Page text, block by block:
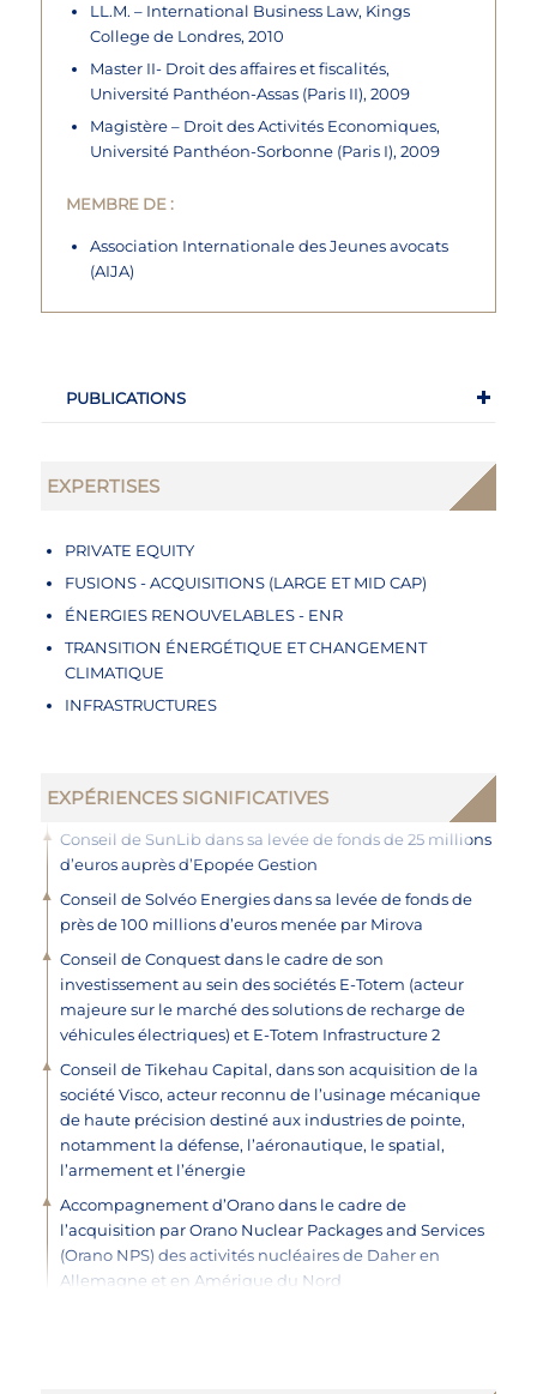
LL.M. – International Business Law, Kings
College de Londres, 2010
Master II- Droit des affaires et fiscalités,
Université Panthéon-Assas (Paris II), 2009
Magistère – Droit des Activités Economiques,
Université Panthéon-Sorbonne (Paris I), 2009
MEMBRE DE :
Association Internationale des Jeunes avocats
(AIJA)
PUBLICATIONS
EXPERTISES
PRIVATE EQUITY
FUSIONS - ACQUISITIONS (LARGE ET MID CAP)
ÉNERGIES RENOUVELABLES - ENR
TRANSITION ÉNERGÉTIQUE ET CHANGEMENT
CLIMATIQUE
INFRASTRUCTURES
EXPÉRIENCES SIGNIFICATIVES
Conseil de SunLib dans sa levée de fonds de 25 millions
d’euros auprès d’Epopée Gestion
Conseil de Solvéo Energies dans sa levée de fonds de
près de 100 millions d’euros menée par Mirova
Conseil de Conquest dans le cadre de son
investissement au sein des sociétés E-Totem (acteur
majeure sur le marché des solutions de recharge de
véhicules électriques) et E-Totem Infrastructure 2
Conseil de Tikehau Capital, dans son acquisition de la
société Visco, acteur reconnu de l’usinage mécanique
de haute précision destiné aux industries de pointe,
notamment la défense, l’aéronautique, le spatial,
l’armement et l’énergie
Accompagnement d’Orano dans le cadre de
l’acquisition par Orano Nuclear Packages and Services
(Orano NPS) des activités nucléaires de Daher en
Allemagne et en Amérique du Nord